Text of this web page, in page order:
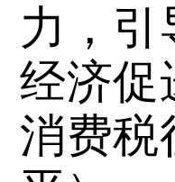
力，
经济促
消费税